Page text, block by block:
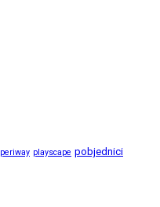
periway playscape pobjednici